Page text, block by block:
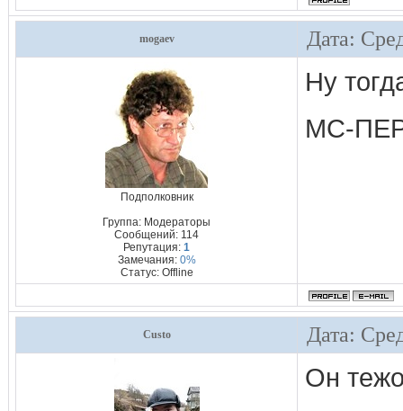
mogaev Дата:
Подполковник
Группа: Модераторы
Сообщений: 114
Репутация: 1
Замечания: 0%
Статус: Offline
Ну
МС-
Custo Дата:
Он